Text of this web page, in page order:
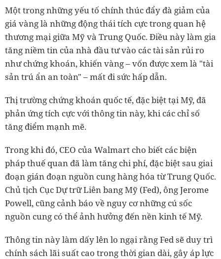
Một trong những yếu tố chính thúc đẩy đà giảm của
giá vàng là những động thái tích cực trong quan hệ
thương mại giữa Mỹ và Trung Quốc. Điều này làm gia
tăng niềm tin của nhà đầu tư vào các tài sản rủi ro
như chứng khoán, khiến vàng – vốn được xem là "tài
sản trú ẩn an toàn" – mất đi sức hấp dẫn.
Thị trường chứng khoán quốc tế, đặc biệt tại Mỹ, đã
phản ứng tích cực với thông tin này, khi các chỉ số
tăng điểm mạnh mẽ.
Trong khi đó, CEO của Walmart cho biết các biện
pháp thuế quan đã làm tăng chi phí, đặc biệt sau giai
đoạn gián đoạn nguồn cung hàng hóa từ Trung Quốc.
Chủ tịch Cục Dự trữ Liên bang Mỹ (Fed), ông Jerome
Powell, cũng cảnh báo về nguy cơ những cú sốc
nguồn cung có thể ảnh hưởng đến nền kinh tế Mỹ.
Thông tin này làm dấy lên lo ngại rằng Fed sẽ duy trì
chính sách lãi suất cao trong thời gian dài, gây áp lực